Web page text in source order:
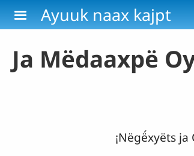
Pasar al contenido principal
Ayuuk naax kajpt
Ja Mëdaaxpë
¡Nëgë́xyëts